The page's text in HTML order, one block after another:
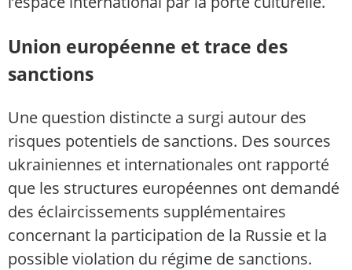
Union européenne et trace des
sanctions
Une question distincte a surgi autour des
risques potentiels de sanctions. Des sources
ukrainiennes et internationales ont rapporté
que les structures européennes ont demandé
des éclaircissements supplémentaires
concernant la participation de la Russie et la
possible violation du régime de sanctions.